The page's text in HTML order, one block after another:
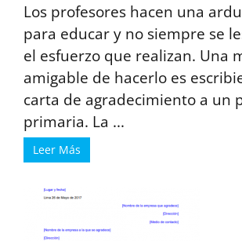
Los profesores hacen una
para educar y no siempre se
el esfuerzo que realizan. Una
amigable de hacerlo es
carta de agradecimiento a un
primaria. La ...
Leer Más